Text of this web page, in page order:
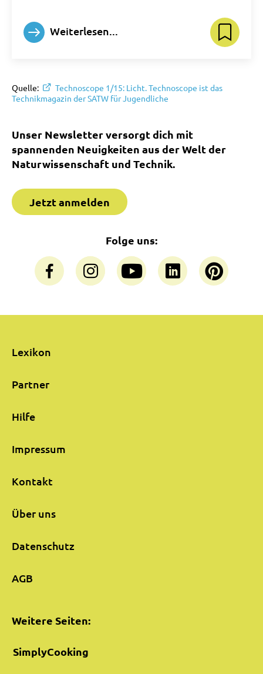
Weiterlesen...
Quelle:
Technoscope 1/15: Licht. Technoscope ist das
Technikmagazin der SATW für Jugendliche
Unser Newsletter versorgt dich mit
spannenden Neuigkeiten aus der Welt der
Naturwissenschaft und Technik.
Jetzt anmelden
Folge uns:
Lexikon
Partner
Hilfe
Impressum
Kontakt
Über uns
Datenschutz
AGB
Weitere Seiten:
SimplyCooking